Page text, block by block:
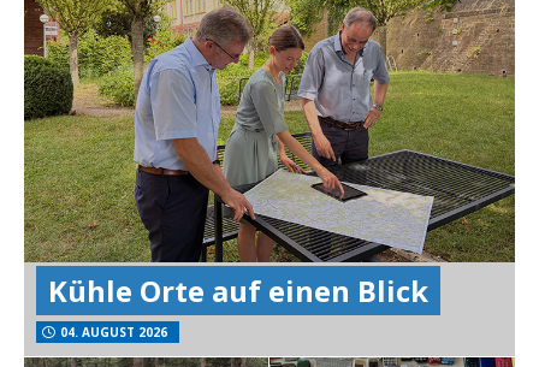
Kühle Orte auf einen Blick
04. AUGUST 2026